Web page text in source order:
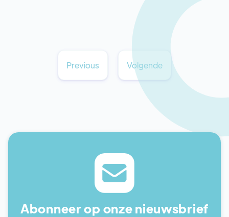
Previous Volgende
Abonneer op onze nieuwsbrief